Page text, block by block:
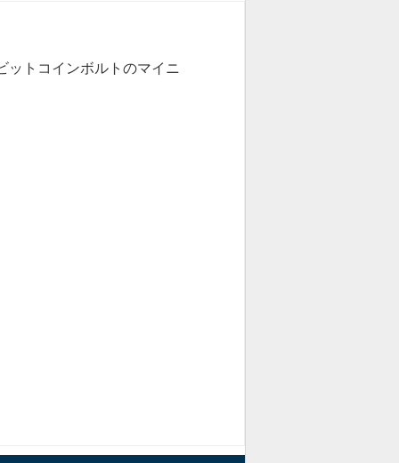
ットコインボルトのマイニ
できました。